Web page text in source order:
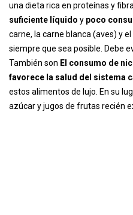
una dieta rica en proteínas y fibra
suficiente líquido y poco
carne, la carne blanca (aves) y
siempre que sea posible. Debe
También son El consumo de
favorece la salud del sistema
estos alimentos de lujo. En su
azúcar y jugos de frutas recién